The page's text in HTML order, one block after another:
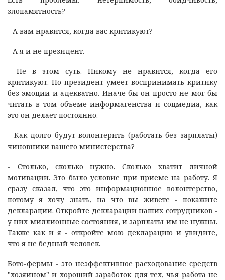
злопамятность?
- А вам нравится, когда вас критикуют?
- А я и не президент.
- Не в этом суть. Никому не нравится, когда его
критикуют. Но президент умеет воспринимать критику
без эмоций и адекватно. Иначе бы он просто не мог бы
читать в том объеме информагенства и соцмедиа, как
это он делает постоянно.
- Как долго будут волонтерить (работать без зарплаты)
чиновники вашего министерства?
- Столько, сколько нужно. Сколько хватит личной
мотивации. Это было условие при приеме на работу. Я
сразу сказал, что это информационное волонтерство,
потому я хочу знать, на что вы живете - покажите
декларации. Откройте декларации наших сотрудников -
у них миллионные состояния, и зарплаты им не нужны.
Также как и я - откройте мою декларацию и увидите,
что я не бедный человек.
Бото-фермы - это неэффективное расходование средств
"хозяином" и хороший заработок для тех, чья работа не